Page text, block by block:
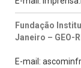
Fundação
Janeiro – GEO-
E-mail: